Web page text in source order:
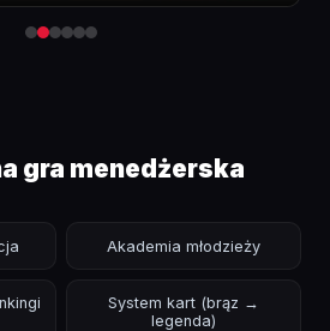
gra menedżerska
Akademia młodzieży
System kart (brąz →
legenda)